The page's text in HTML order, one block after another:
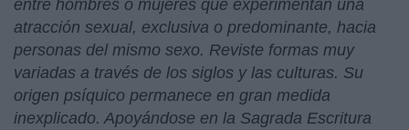
entre hombres o mujeres que experimentan una
atracción sexual, exclusiva o predominante, hacia
personas del mismo sexo. Reviste formas muy
variadas a través de los siglos y las culturas. Su
origen psíquico permanece en gran medida
inexplicado. Apoyándose en la Sagrada Escritura